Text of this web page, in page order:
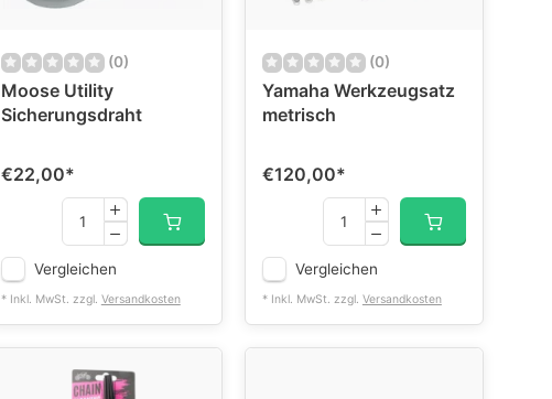
(0)
Moose Utility
Sicherungsdraht
€22,00*
Vergleichen
* Inkl. MwSt. zzgl. Versandkosten
(0)
Yamaha Werkzeugsatz
metrisch
€120,00*
Vergleichen
* Inkl. MwSt. zzgl. Versandkosten